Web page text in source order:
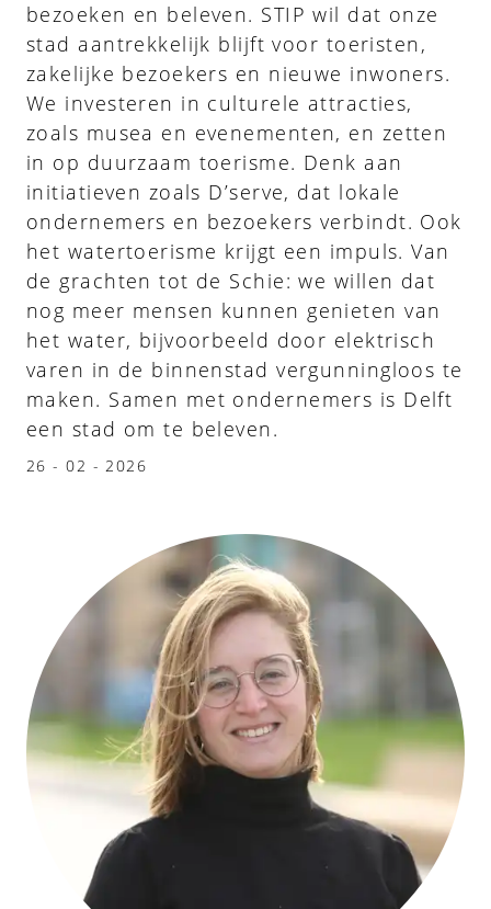
bezoeken en beleven. STIP wil dat onze
stad aantrekkelijk blijft voor toeristen,
zakelijke bezoekers en nieuwe inwoners.
We investeren in culturele attracties,
zoals musea en evenementen, en zetten
in op duurzaam toerisme. Denk aan
initiatieven zoals D’serve, dat lokale
ondernemers en bezoekers verbindt. Ook
het watertoerisme krijgt een impuls. Van
de grachten tot de Schie: we willen dat
nog meer mensen kunnen genieten van
het water, bijvoorbeeld door elektrisch
varen in de binnenstad vergunningloos te
maken. Samen met ondernemers is Delft
een stad om te beleven.
26 - 02 - 2026